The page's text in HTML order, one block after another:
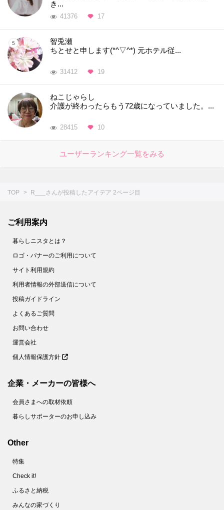
き...
41376 17
智兎瀬
ちとせと申します(*^▽^*) 元ホテル従...
31412 19
ねこじゃらし
介護が終わったらもう72歳になっていました。...
28415 10
ユーザーランキング一覧をみる
TOP R___さんが投稿したアイデア 2ページ目
ご利用案内
暮らしニスタとは？
ロゴ・バナーのご利用について
サイト利用規約
利用者情報の外部送信について
投稿ガイドライン
よくあるご質問
お問い合わせ
運営会社
個人情報保護方針
企業・メーカーの皆様へ
会員さまへの取材依頼
暮らしサポーターのお申し込み
Other
特集
Check it!
ふるさと納税
みんなの家づくり